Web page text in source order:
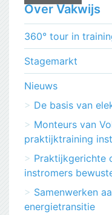
Over Vakwijs
360° tour in
Stagemarkt
Nieuws
De basis van
Monteurs van
praktijktraining
Praktijkgerichte
instromers
Samenwerken
energietransitie